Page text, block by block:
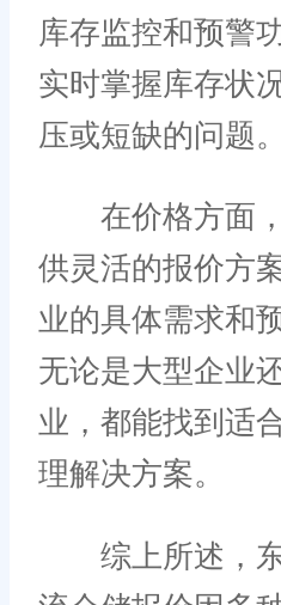
库存监控和预警
实时掌握库存状
压或短缺的问题。
在价格方面，
供灵活的报价方
业的具体需求和
无论是大型企业
业，都能找到适
理解决方案。
综上所述，东